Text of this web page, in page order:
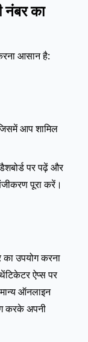
नंबर का
आसान है:
आप शामिल
पर पढ़ें और
पूरा करें।
उपयोग करना
ऐप्स पर
ऑनलाइन
करके अपनी